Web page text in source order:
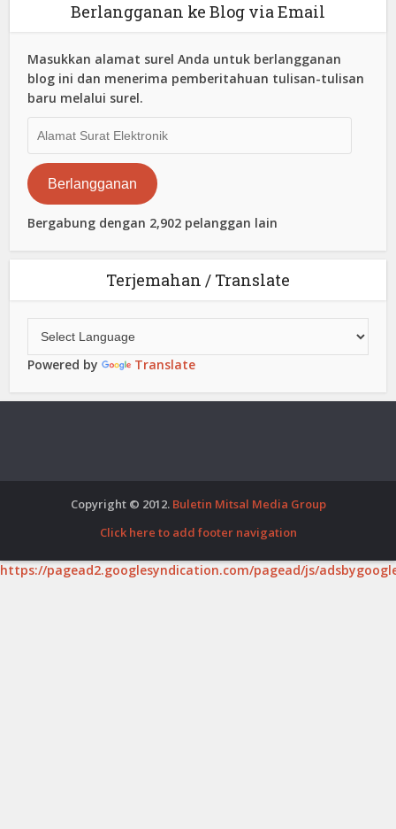
Berlangganan ke Blog via Email
Masukkan alamat surel Anda untuk berlangganan
blog ini dan menerima pemberitahuan tulisan-tulisan
baru melalui surel.
Surat
Elektronik
Berlangganan
Bergabung dengan 2,902 pelanggan lain
Terjemahan / Translate
Powered by Translate
Copyright © 2012. Buletin Mitsal Media Group
Click here to add footer navigation
https://pagead2.googlesyndication.com/pagead/js/